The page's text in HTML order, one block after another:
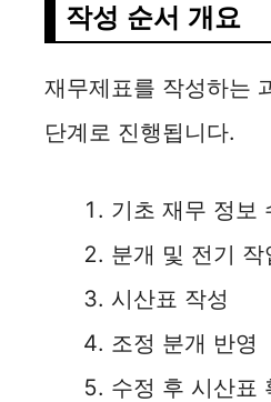
작성 순서 개요
재무제표를 작성하는
단계로 진행됩니다.
기초 재무 정보
분개 및 전기 작
시산표 작성
조정 분개 반영
수정 후 시산표